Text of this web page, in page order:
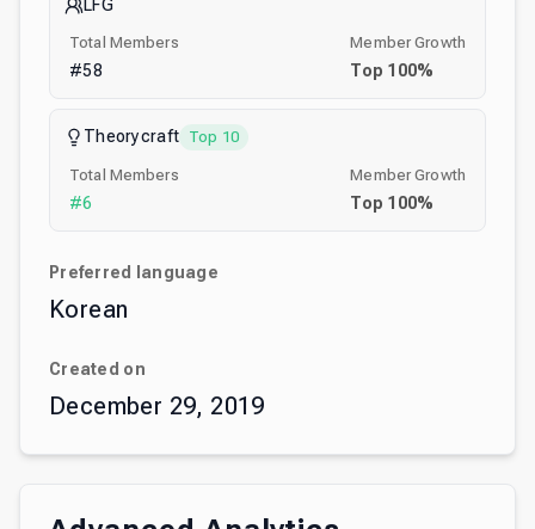
LFG
Total Members
#58
Member Growth
Top 100%
Theorycraft Top 10
Total Members
#6
Member Growth
Top 100%
Preferred language
Korean
Created on
December 29, 2019